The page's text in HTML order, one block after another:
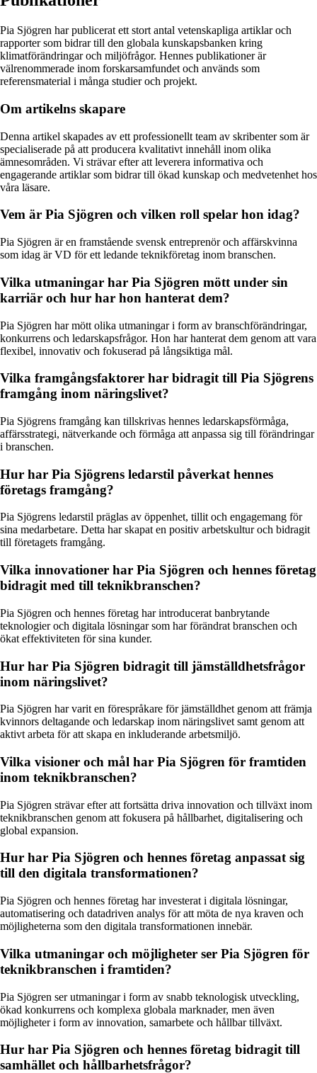
Pia Sjögren har publicerat ett stort antal vetenskapliga artiklar och
rapporter som bidrar till den globala kunskapsbanken kring
klimatförändringar och miljöfrågor. Hennes publikationer är
välrenommerade inom forskarsamfundet och används som
referensmaterial i många studier och projekt.
Om artikelns skapare
Denna artikel skapades av ett professionellt team av skribenter som är
specialiserade på att producera kvalitativt innehåll inom olika
ämnesområden. Vi strävar efter att leverera informativa och
engagerande artiklar som bidrar till ökad kunskap och medvetenhet hos
våra läsare.
Vem är Pia Sjögren och vilken roll spelar hon idag?
Pia Sjögren är en framstående svensk entreprenör och affärskvinna
som idag är VD för ett ledande teknikföretag inom branschen.
Vilka utmaningar har Pia Sjögren mött under sin
karriär och hur har hon hanterat dem?
Pia Sjögren har mött olika utmaningar i form av branschförändringar,
konkurrens och ledarskapsfrågor. Hon har hanterat dem genom att vara
flexibel, innovativ och fokuserad på långsiktiga mål.
Vilka framgångsfaktorer har bidragit till Pia Sjögrens
framgång inom näringslivet?
Pia Sjögrens framgång kan tillskrivas hennes ledarskapsförmåga,
affärsstrategi, nätverkande och förmåga att anpassa sig till förändringar
i branschen.
Hur har Pia Sjögrens ledarstil påverkat hennes
företags framgång?
Pia Sjögrens ledarstil präglas av öppenhet, tillit och engagemang för
sina medarbetare. Detta har skapat en positiv arbetskultur och bidragit
till företagets framgång.
Vilka innovationer har Pia Sjögren och hennes företag
bidragit med till teknikbranschen?
Pia Sjögren och hennes företag har introducerat banbrytande
teknologier och digitala lösningar som har förändrat branschen och
ökat effektiviteten för sina kunder.
Hur har Pia Sjögren bidragit till jämställdhetsfrågor
inom näringslivet?
Pia Sjögren har varit en förespråkare för jämställdhet genom att främja
kvinnors deltagande och ledarskap inom näringslivet samt genom att
aktivt arbeta för att skapa en inkluderande arbetsmiljö.
Vilka visioner och mål har Pia Sjögren för framtiden
inom teknikbranschen?
Pia Sjögren strävar efter att fortsätta driva innovation och tillväxt inom
teknikbranschen genom att fokusera på hållbarhet, digitalisering och
global expansion.
Hur har Pia Sjögren och hennes företag anpassat sig
till den digitala transformationen?
Pia Sjögren och hennes företag har investerat i digitala lösningar,
automatisering och datadriven analys för att möta de nya kraven och
möjligheterna som den digitala transformationen innebär.
Vilka utmaningar och möjligheter ser Pia Sjögren för
teknikbranschen i framtiden?
Pia Sjögren ser utmaningar i form av snabb teknologisk utveckling,
ökad konkurrens och komplexa globala marknader, men även
möjligheter i form av innovation, samarbete och hållbar tillväxt.
Hur har Pia Sjögren och hennes företag bidragit till
samhället och hållbarhetsfrågor?